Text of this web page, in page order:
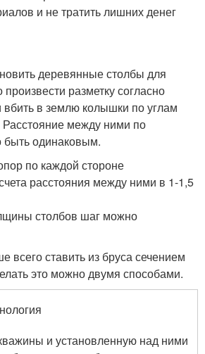
и не тратить лишних денег
деревянные столбы для
разметку согласно
в землю колышки по углам
Расстояние между ними по
одинаковым.
по каждой стороне
расстояния между ними в 1-1,5
столбов шаг можно
всего ставить из бруса сечением
это можно двумя способами.
и установленную над ними